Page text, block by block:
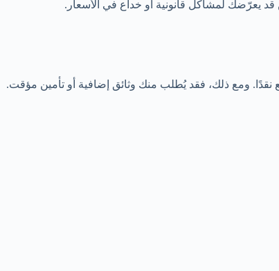
نقدًا. ومع ذلك، فقد يُطلب منك وثائق إضافية أو تأمين مؤقت.